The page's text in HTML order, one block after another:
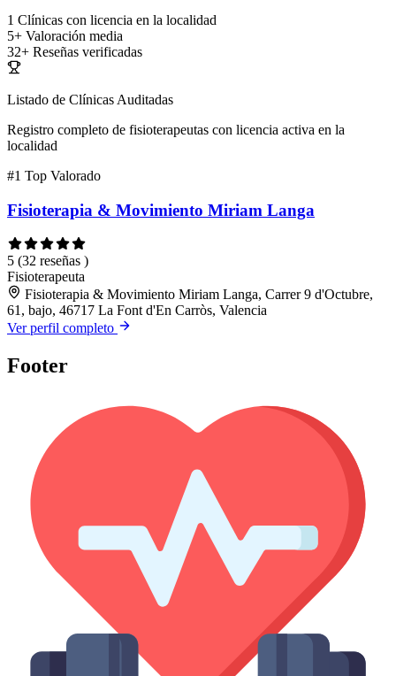
1 Clínicas con licencia en la localidad
5+ Valoración media
32+ Reseñas verificadas
Listado de Clínicas Auditadas
Registro completo de fisioterapeutas con licencia activa en la
localidad
#1 Top Valorado
Fisioterapia & Movimiento Miriam Langa
5 (32 reseñas )
Fisioterapeuta
Fisioterapia & Movimiento Miriam Langa, Carrer 9 d'Octubre,
61, bajo, 46717 La Font d'En Carròs, Valencia
Ver perfil completo
Footer